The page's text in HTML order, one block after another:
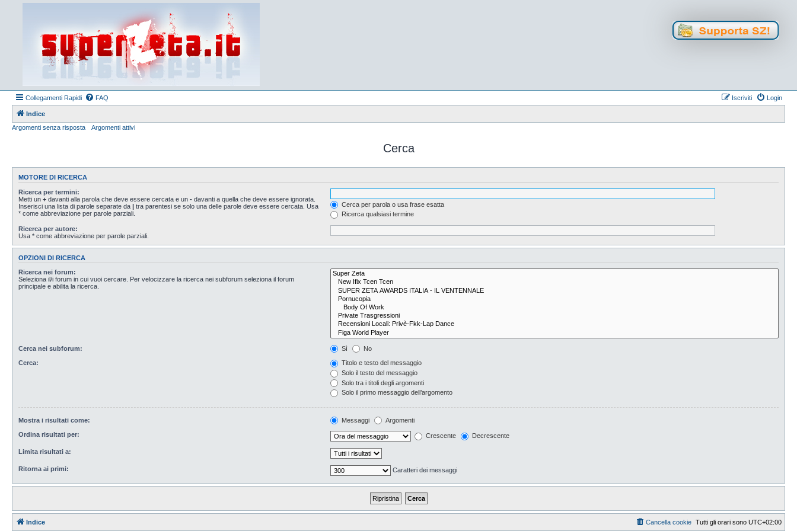
Collegamenti Rapidi FAQ Login
Iscriviti
Indice
Argomenti senza risposta
Argomenti attivi
Cerca
MOTORE DI RICERCA
Ricerca per termini:
Metti un + davanti alla parola che deve essere cercata e un - davanti a quella che deve essere ignorata.
Inserisci una lista di parole separate da | tra parentesi se solo una delle parole deve essere cercata. Usa
* come abbreviazione per parole parziali.
Cerca per parola o usa frase esatta
Ricerca qualsiasi termine
Ricerca per autore:
Usa * come abbreviazione per parole parziali.
OPZIONI DI RICERCA
Ricerca nei forum:
Seleziona il/i forum in cui vuoi cercare. Per velocizzare la ricerca nei subforum seleziona il forum
principale e abilita la ricerca.
Cerca nei subforum: Sì No
Cerca:
Titolo e testo del messaggio
Solo il testo del messaggio
Solo tra i titoli degli argomenti
Solo il primo messaggio dell’argomento
Mostra i risultati come: Messaggi Argomenti
Ordina risultati per: Crescente Decrescente
Limita risultati a:
Ritorna ai primi: Caratteri dei messaggi
Indice Tutti gli orari sono UTC+02:00
Cancella cookie